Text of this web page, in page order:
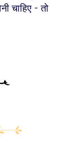
चाहिए - तो